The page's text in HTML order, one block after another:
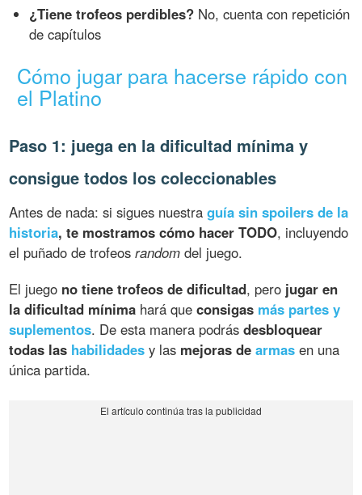
¿Tiene trofeos perdibles? No, cuenta con repetición
de capítulos
Cómo jugar para hacerse rápido con
el Platino
Paso 1: juega en la dificultad mínima y
consigue todos los coleccionables
Antes de nada: si sigues nuestraguía sin spoilers de la
historia, te mostramos cómo hacer TODO, incluyendo
el puñado de trofeosrandom del juego.
El juego no tiene trofeos de dificultad, pero jugar en
la dificultad mínima hará queconsigas más partes y
suplementos. De esta manera podrásdesbloquear
todas las habilidades y las mejoras dearmas en una
única partida.